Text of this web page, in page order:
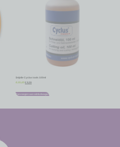
Snijolie Cyclus tools 100ml
€ 10,65 € 9,59
Toevoegen aan winkelwagen